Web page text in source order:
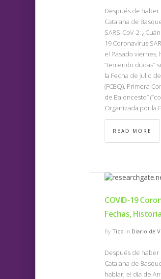
Después de haber
Catalana de
SARS-CoV-2:
19 Coronavirus
el Pasado viernes,
“teniendo dudas”
la Fecha de julio
(FCBQ). Primera
de Baloncesto”
Organizada por la
READ MORE
COVID-19
Fechas,
By Tico in Diario de
Después de haber
Catalana de
hablar, el día de